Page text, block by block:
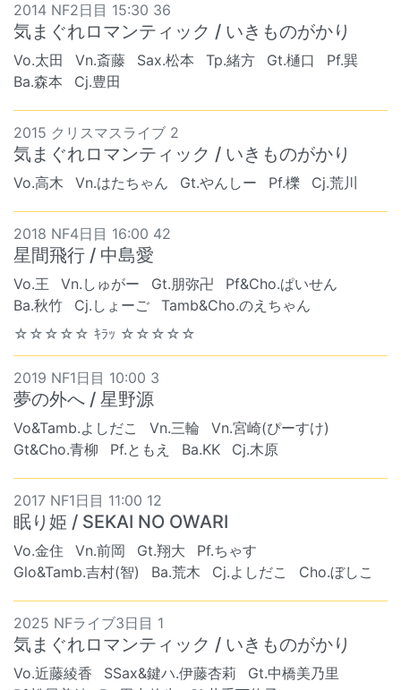
2014 NF2日目 15:30 36
気まぐれロマンティック / いきものがかり
Vo.太田 Vn.斎藤 Sax.松本 Tp.緒方 Gt.樋口
Pf.巽
Ba.森本
Cj.豊田
2015 クリスマスライブ 2
気まぐれロマンティック / いきものがかり
Vo.高木 Vn.はたちゃん Gt.やんしー Pf.櫟 Cj.荒川
2018 NF4日目 16:00 42
星間飛行 / 中島愛
Vo.王 Vn.しゅがー Gt.朋弥卍
Pf&Cho.ぱいせん
Ba.秋竹
Cj.しょーご
Tamb&Cho.のえちゃん
☆☆☆☆☆ ｷﾗｯ ☆☆☆☆☆
2019 NF1日目 10:00 3
夢の外へ / 星野源
Vo&Tamb.よしだこ Vn.三輪
Vn.宮崎(ぴーすけ)
Gt&Cho.青柳
Pf.ともえ Ba.KK Cj.木原
2017 NF1日目 11:00 12
眠り姫 / SEKAI NO OWARI
Vo.金住 Vn.前岡 Gt.翔大
Pf.ちゃす
Glo&Tamb.吉村(智)
Ba.荒木 Cj.よしだこ Cho.ぼしこ
2025 NFライブ3日目 1
気まぐれロマンティック / いきものがかり
Vo.近藤綾香 SSax&鍵ハ.伊藤杏莉
Gt.中橋美乃里